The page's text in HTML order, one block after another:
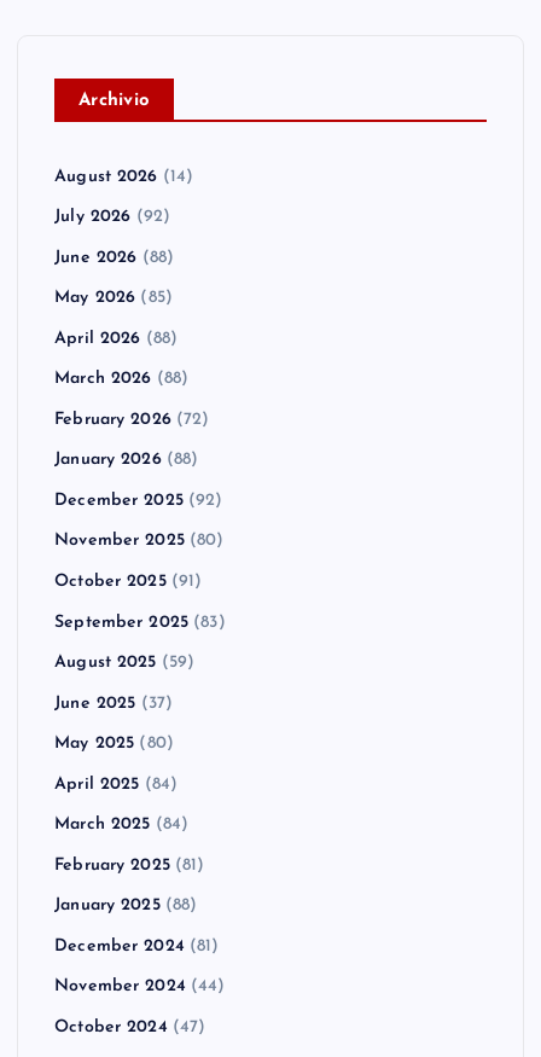
Archivio
August 2026 (14)
July 2026 (92)
June 2026 (88)
May 2026 (85)
April 2026 (88)
March 2026 (88)
February 2026(72)
January 2026(88)
December 2025(92)
November 2025(80)
October 2025(91)
September 2025 (83)
August 2025 (59)
June 2025 (37)
May 2025 (80)
April 2025 (84)
March 2025 (84)
February 2025(81)
January 2025(88)
December 2024 (81)
November 2024 (44)
October 2024 (47)